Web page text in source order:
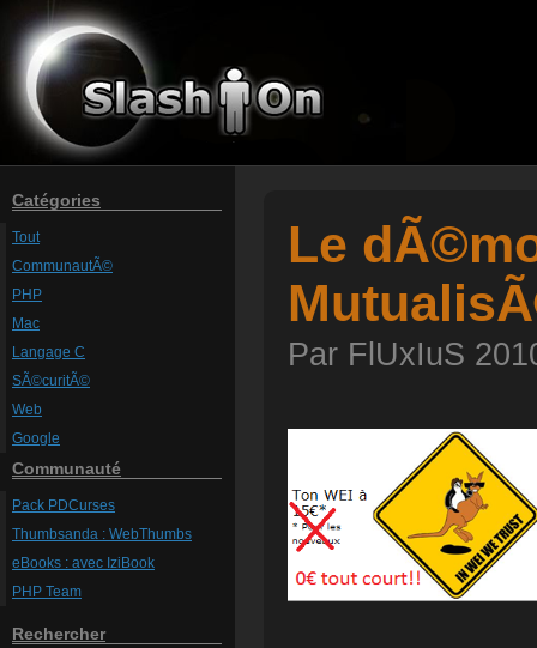
Catégories
Tout
CommunautÃ©
PHP
Mac
Langage C
SÃ©curitÃ©
Web
Google
Communauté
Pack PDCurses
Thumbsanda : WebThumbs
eBooks : avec IziBook
PHP Team
Rechercher
Le
Par FlUxIuS